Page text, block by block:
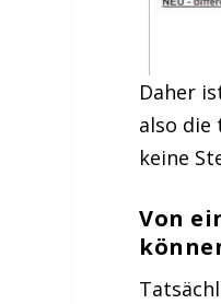
Daher
also die
keine
Von